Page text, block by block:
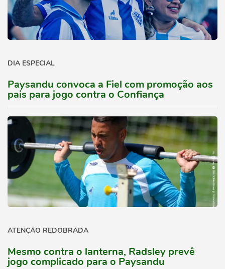
DIA ESPECIAL
Paysandu convoca a Fiel com promoção aos
pais para jogo contra o Confiança
ATENÇÃO REDOBRADA
Mesmo contra o lanterna, Radsley prevê
jogo complicado para o Paysandu